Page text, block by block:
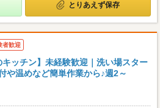
とりあえず保存
者歓迎
キッチン】未経験歓迎｜洗い場スター
や温めなど簡単作業から♪週2～